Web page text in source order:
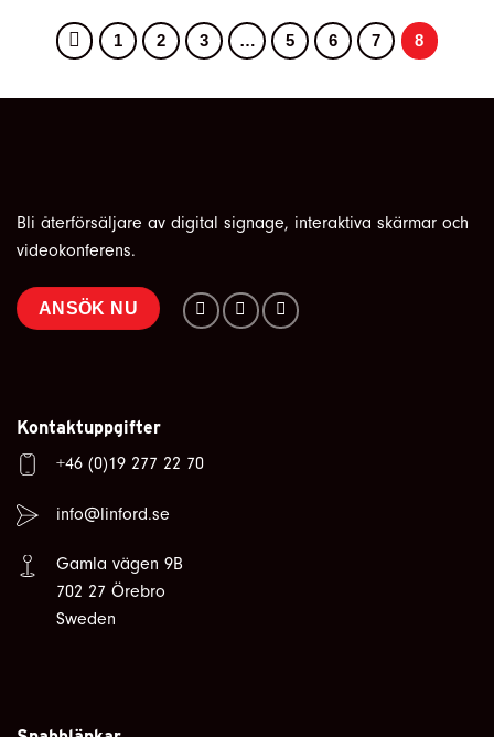
1 2 3 … 5 6 7 8
Bli återförsäljare av digital signage, interaktiva skärmar och
videokonferens.
ANSÖK NU
Kontaktuppgifter
+46 (0)19 277 22 70
info@linford.se
Gamla vägen 9B
702 27 Örebro
Sweden